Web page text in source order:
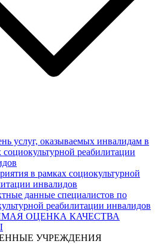
услуг, оказываемых инвалидам в
социокультурной реабилитации
в рамках социокультурной
инвалидов
данные специалистов по
реабилитации инвалидов
ОЦЕНКА КАЧЕСТВА
УЧРЕЖДЕНИЯ